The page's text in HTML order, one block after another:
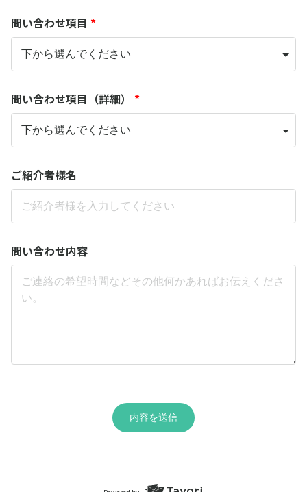
問い合わせ項目 *
問い合わせ項目（詳細） *
ご紹介者様名
問い合わせ内容
内容を送信